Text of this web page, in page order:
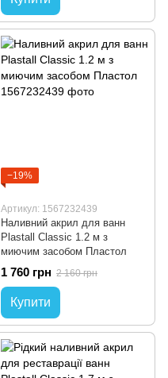
−19%
Артикул: 1567232439
Наливний акрил для ванн
Plastall Classic 1.2 м з
миючим засобом Пластол
1 760 грн 2 160 грн
Купити